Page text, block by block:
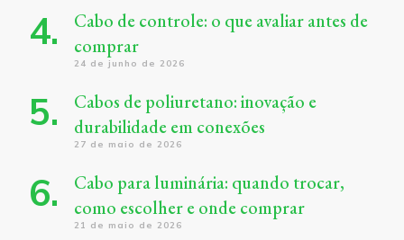
Cabo de controle: o que avaliar antes de
comprar
24 de junho de 2026
Cabos de poliuretano: inovação e
durabilidade em conexões
27 de maio de 2026
Cabo para luminária: quando trocar,
como escolher e onde comprar
21 de maio de 2026